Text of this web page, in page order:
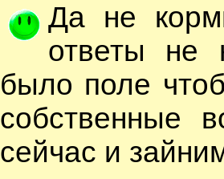
Да не
ответы не
было поле
собственные
сейчас и